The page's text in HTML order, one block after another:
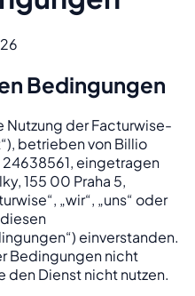
Bedingungen
Nutzung der Facturwise-
betrieben von Billio
eingetragen
155 00 Praha 5,
„wir“, „uns“ oder
einverstanden.
Bedingungen nicht
den Dienst nicht nutzen.